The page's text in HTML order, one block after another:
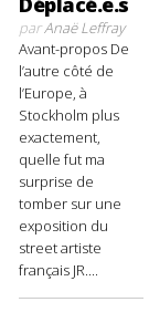
parAnaë Leffray
Avant-propos De
l’autre côté de
l’Europe, à
Stockholm plus
exactement,
quelle fut ma
surprise de
tomber sur une
exposition du
street artiste
français JR....